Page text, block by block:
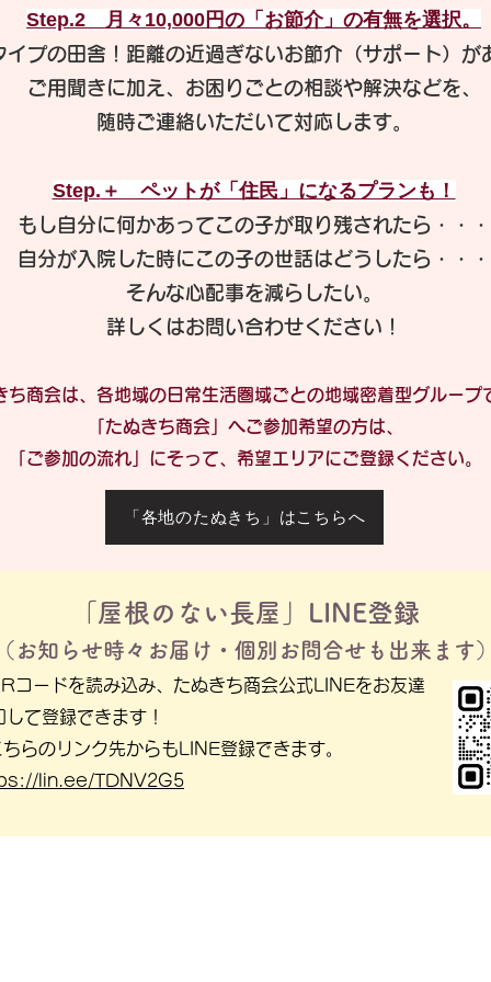
​Step.2 月々10,000円の「お節介」の有無を選択。
プの田舎！ 距離の近過ぎないお節介（サポート）が
ご用聞きに加え、お困りごとの相談や解決などを、
​随時ご連絡いただいて対応します。
Step. ＋ ペットが「住民」になるプランも！
もし自分に何かあってこの子が取り残されたら・・・
自分が入院した時にこの子の世話はどうしたら・・・
そんな心配事を減らしたい。
​詳しくはお問い合わせください！
ち商会は、各地域の日常生活圏域ごとの地域密着型グループ
「たぬきち商会」へご参加希望の方は、
「ご参加の流れ」にそって、希望エリアにご登録ください。
「各地のたぬきち」はこちらへ
「屋根のない長屋」LINE登録
お知らせ時々お届け・個別お問合せも出来ます
コードを読み込み、 たぬきち商会公式LINEをお友達
して登録できます！
ちらのリンク先からもLINE登録できます。
lin.ee/TDNV2G5